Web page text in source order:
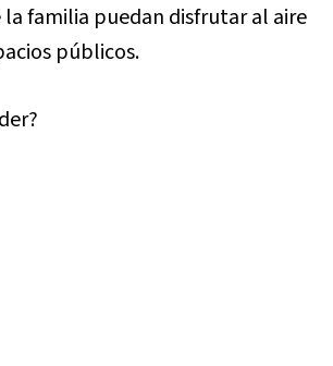
familia puedan disfrutar al aire
públicos.